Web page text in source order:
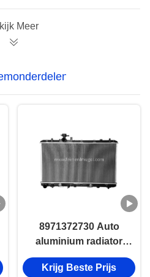
Meer
8971372730 Auto
aluminium radiator
Voor Isuzu NPR 600P
4BE1 4BD1 4JB1T
Krijg Beste Prijs